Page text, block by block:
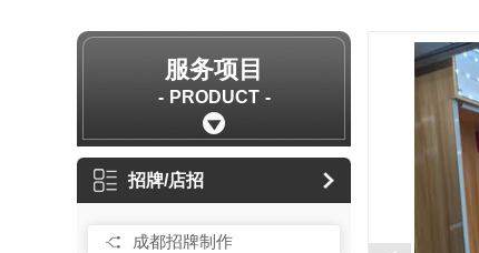
服务项目
PRODUCT
招牌/店招
成都招牌制作